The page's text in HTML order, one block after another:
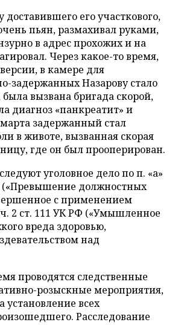
доставившего его участкового,
пьян, размахивал руками,
в адрес прохожих и на
Через какое-то время,
в камере для
задержанных Назарову стало
вызвана бригада скорой,
диагноз «панкреатит» и
марта задержанный стал
в животе, вызванная скорая
где он был прооперирован.
уголовное делопо п. «а»
(«Превышение должностных
с применением
ч. 2 ст. 111 УК РФ («Умышленное
вреда здоровью,
над
проводятся следственные
розыскные мероприятия,
всех
Расследование